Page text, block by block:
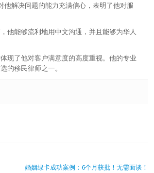
解决问题的能力充满信心，表明了他对服
他能够流利地用中文沟通，并且能够为华人
现了他对客户满意度的高度重视。他的专业
的移民律师之一。
婚姻绿卡成功案例：6个月获批！无需面谈！